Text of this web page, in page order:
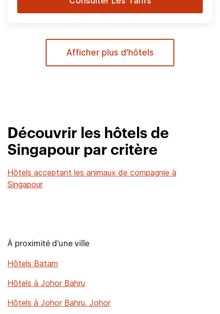
Afficher plus d'hôtels
Découvrir les hôtels de
Singapour par critère
Hôtels acceptant les animaux de compagnie à
Singapour
À proximité d’une ville
Hôtels Batam
Hôtels à Johor Bahru
Hôtels à Johor Bahru, Johor